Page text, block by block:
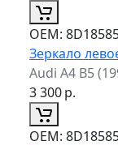
ОЕМ:
Зеркало
Audi A4 B5
3 300р.
ОЕМ: